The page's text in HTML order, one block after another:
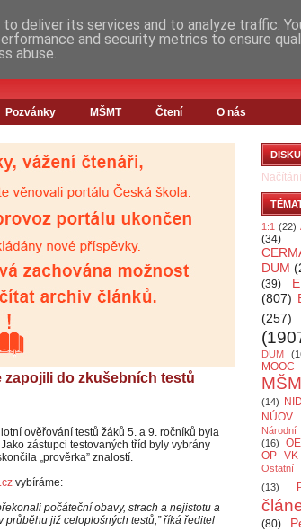
Pozvánky MŠMT Čtení O nás
zapojili do zkušebních testů
ověřování testů žáků 5. a 9. ročníků byla
zástupci testovaných tříd byly vybrány
„prověrka” znalostí.
vybíráme:
počáteční obavy, strach a nejistotu a
již celoplošných testů,” říká ředitel
Načítání
1:1 (22)
(34)
DUM
(39)
(807)
(257)
DUM
MOOC
(14)
NÚOV
(16)
OP VK
Ostatní
(13)
(80)
deliver its services and to analyze traffic.
and security metrics to ensure
abuse.